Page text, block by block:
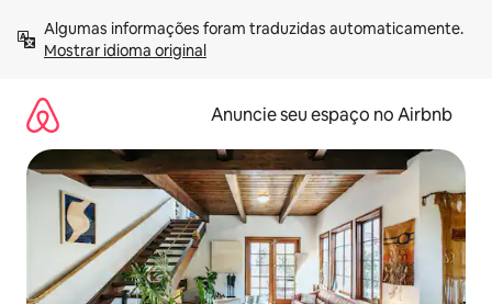
para
Mostrar idioma original
Anuncie seu espaço no Airbnb